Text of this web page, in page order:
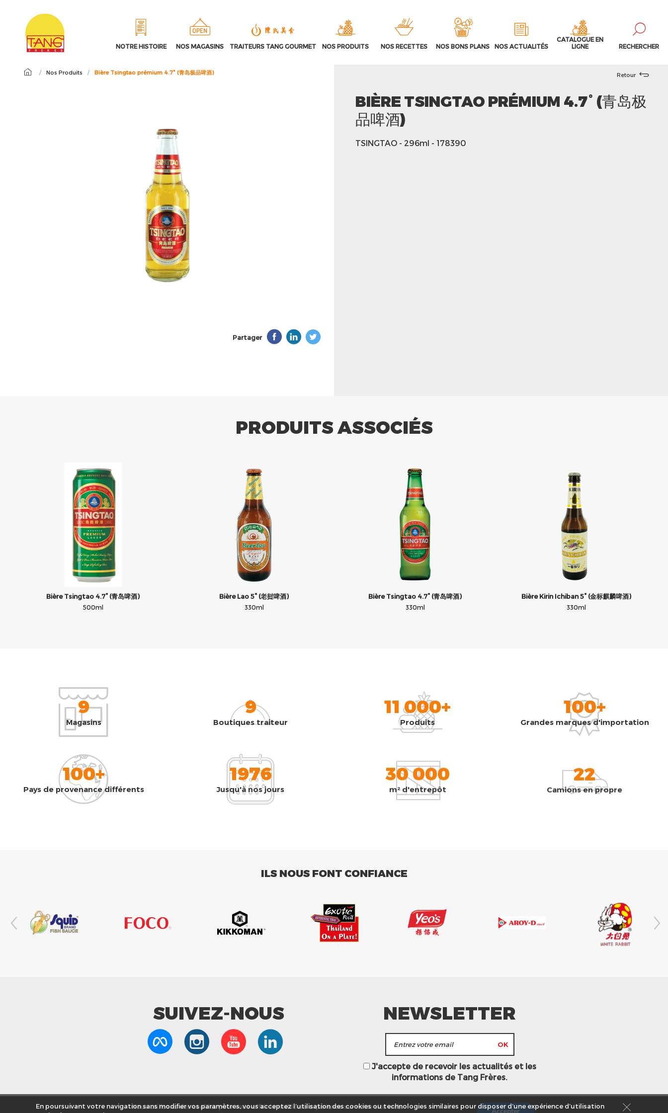
NOTRE HISTOIRE NOS MAGASINS TRAITEURS TANG GOURMET NOS PRODUITS NOS RECETTES NOS BONS PLANS NOS ACTUALITÉS
CATALOGUE EN
LIGNE
RECHERCHER
/ Nos Produits / Bière Tsingtao prémium 4.7° (青岛极品啤酒)
Partager
Retour
BIÈRE TSINGTAO PRÉMIUM 4.7° (青岛极
品啤酒)
TSINGTAO - 296ml - 178390
PRODUITS ASSOCIÉS
Bière Tsingtao 4.7° (青岛啤酒)
500ml
Bière Lao 5° (老挝啤酒)
330ml
Bière Tsingtao 4.7° (青岛啤酒)
330ml
Bière Kirin Ichiban 5° (金标麒麟啤酒)
330ml
9
Magasins
9
Boutiques traiteur
11 000+
Produits
100+
Grandes marques d'importation
100+
Pays de provenance différents
1976
Jusqu'à nos jours
30 000
m² d'entrepôt
22
Camions en propre
ILS NOUS FONT CONFIANCE
SUIVEZ-NOUS NEWSLETTER
J'accepte de recevoir les actualités et les
informations de Tang Frères.
En poursuivant votre navigation sans modifier vos paramètres, vous acceptez l’utilisation des cookies ou technologies similaires pour disposer d’une expérience d’utilisation
Nous utilisons des cookies pour vous offrir la meilleure expérience sur notre site web.